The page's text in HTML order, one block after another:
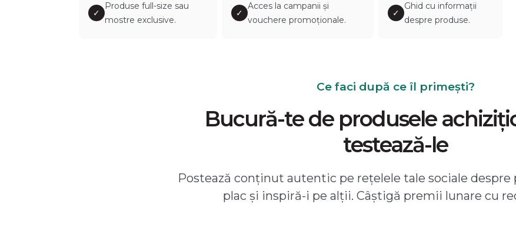
✓
Produse full-size sau
mostre exclusive.
✓
Acces la campanii și
vouchere promoționale.
✓
Ghid cu informații
despre produse.
Ce faci după ce îl primești?
Bucură-te de produsele
testează-le
Postează conținut autentic pe rețelele tale sociale despre
plac și inspiră-i pe alții. Câștigă premii lunare cu